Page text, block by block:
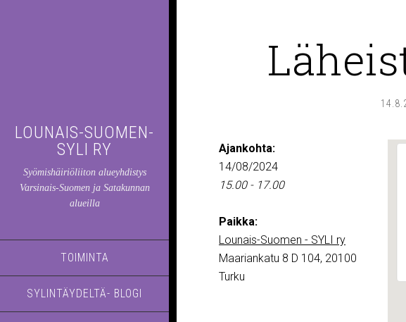
LOUNAIS-SUOMEN-
SYLI RY
Syömishäiriöliiton alueyhdistys
Varsinais-Suomen ja Satakunnan
alueilla
TOIMINTA
SYLINTÄYDELTÄ- BLOGI
Ajankohta:
14/08/2024
15.00 - 17.00
Paikka:
Lounais-Suomen - SYLI ry
Maariankatu 8 D 104, 20100
Turku